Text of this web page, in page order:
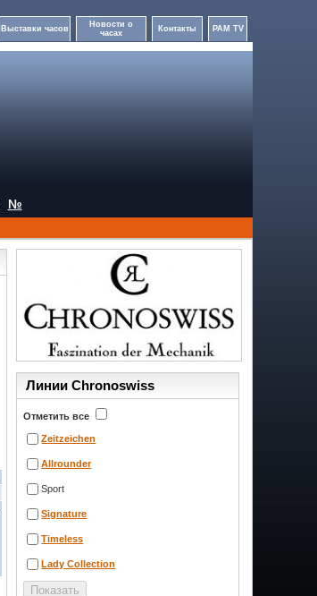
Выставки часов
Новости о
часах
Контакты PAM TV
№
Линии Chronoswiss
Отметить все
Zeitzeichen
Allrounder
Sport
Signature
Timeless
Lady Collection